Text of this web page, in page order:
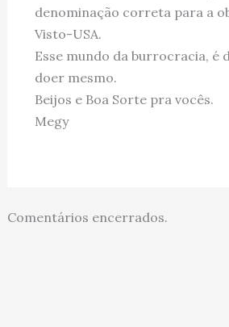
denominação correta para a
Visto-USA.
Esse mundo da burrocracia, é
doer mesmo.
Beijos e Boa Sorte pra vocês.
Megy
Comentários encerrados.